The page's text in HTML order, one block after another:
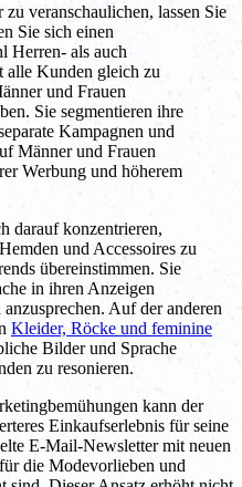
veranschaulichen, lassen Sie
Sie sich einen
Herren- als auch
alle Kunden gleich zu
und Frauen
Sie segmentieren ihre
Kampagnen und
Männer und Frauen
Werbung und höherem
darauf konzentrieren,
und Accessoires zu
übereinstimmen. Sie
in ihren Anzeigen
Auf der anderen
Kleider, Röcke und feminine
Bilder und Sprache
zu resonieren.
kann der
Einkaufserlebnis für seine
E-Mail-Newsletter mit neuen
die Modevorlieben und